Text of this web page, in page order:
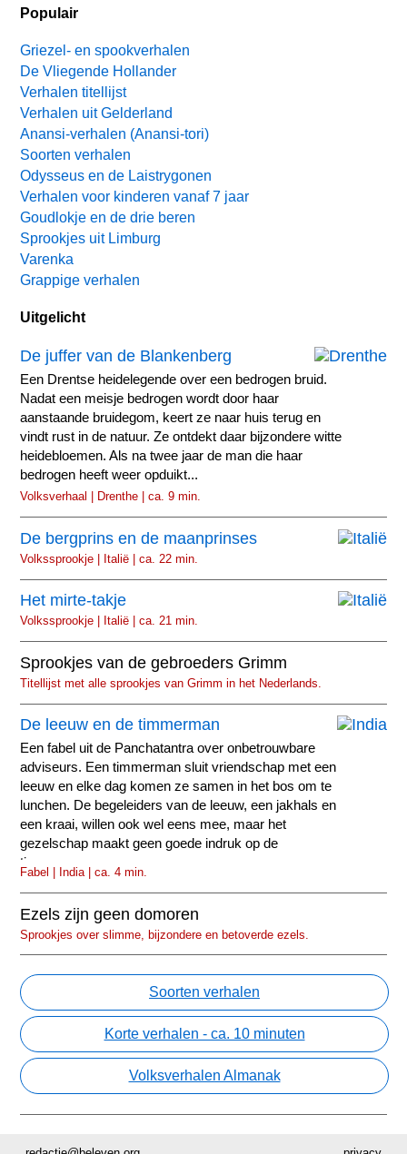
Populair
Griezel- en spookverhalen
De Vliegende Hollander
Verhalen titellijst
Verhalen uit Gelderland
Anansi-verhalen (Anansi-tori)
Soorten verhalen
Odysseus en de Laistrygonen
Verhalen voor kinderen vanaf 7 jaar
Goudlokje en de drie beren
Sprookjes uit Limburg
Varenka
Grappige verhalen
Uitgelicht
De juffer van de Blankenberg
Een Drentse heidelegende over een bedrogen bruid.
Nadat een meisje bedrogen wordt door haar
aanstaande bruidegom, keert ze naar huis terug en
vindt rust in de natuur. Ze ontdekt daar bijzondere witte
heidebloemen. Als na twee jaar de man die haar
bedrogen heeft weer opduikt...
Volksverhaal | Drenthe | ca. 9 min.
De bergprins en de maanprinses
Volkssprookje | Italië | ca. 22 min.
Het mirte-takje
Volkssprookje | Italië | ca. 21 min.
Sprookjes van de gebroeders Grimm
Titellijst met alle sprookjes van Grimm in het Nederlands.
De leeuw en de timmerman
Een fabel uit de Panchatantra over onbetrouwbare
adviseurs. Een timmerman sluit vriendschap met een
leeuw en elke dag komen ze samen in het bos om te
lunchen. De begeleiders van de leeuw, een jakhals en
een kraai, willen ook wel eens mee, maar het
gezelschap maakt geen goede indruk op de
timmerman.
Fabel | India | ca. 4 min.
Ezels zijn geen domoren
Sprookjes over slimme, bijzondere en betoverde ezels.
Soorten verhalen
Korte verhalen - ca. 10 minuten
Volksverhalen Almanak